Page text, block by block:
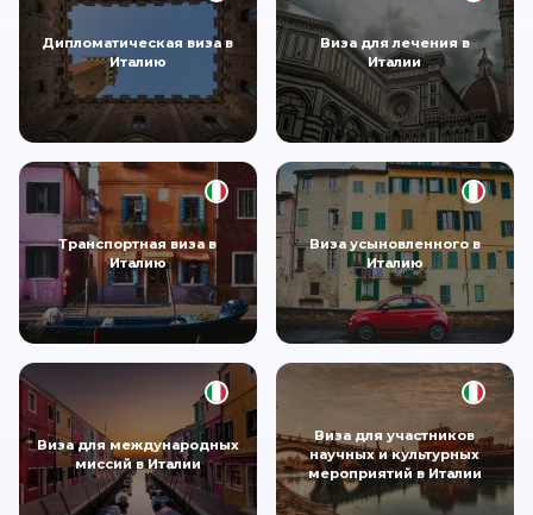
Дипломатическая виза в
Италию
Виза для лечения в
Италии
Транспортная виза в
Италию
Виза усыновленного в
Италию
Виза для международных
миссий в Италии
Виза для участников
научных и культурных
мероприятий в Италии